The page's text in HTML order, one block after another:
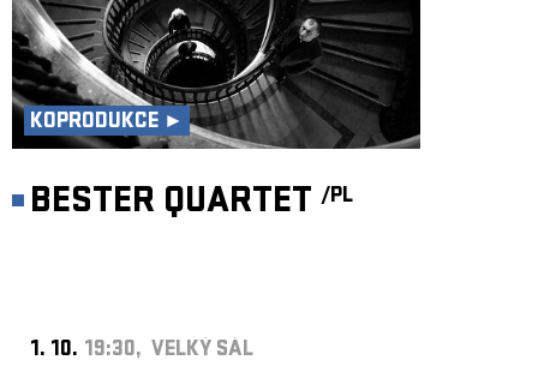
KOPRODUKCE ►
BESTER QUARTET /PL
1. 10. 19:30, VELKÝ SÁL